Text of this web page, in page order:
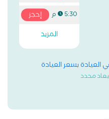
5:30 م
إحجز
المزيد
العيادة بسعر العيادة
محدد